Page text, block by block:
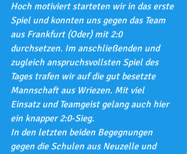
Hoch motiviert starteten wir in das erste
Spiel und konnten uns gegen das Team
aus Frankfurt (Oder) mit 2:0
durchsetzen. Im anschließenden und
zugleich anspruchsvollsten Spiel des
Tages trafen wir auf die gut besetzte
Mannschaft aus Wriezen. Mit viel
Einsatz und Teamgeist gelang auch hier
ein knapper 2:0-Sieg.
In den letzten beiden Begegnungen
gegen die Schulen aus Neuzelle und